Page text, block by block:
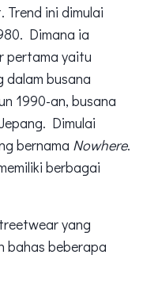
ini dimulai
Dimana ia
pertama yaitu
dalam busana
1990-an, busana
Dimulai
bernama Nowhere.
berbagai
yang
bahas beberapa